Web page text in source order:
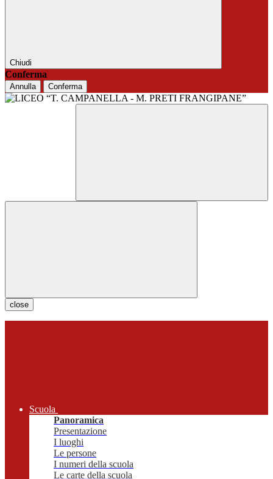
Chiudi
Conferma
Annulla Conferma
close
Scuola
Panoramica
Presentazione
I luoghi
Le persone
I numeri della scuola
Le carte della scuola